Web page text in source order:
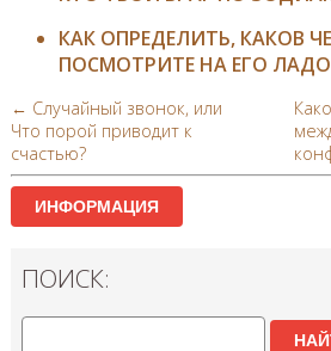
КАК ОПРЕДЕЛИТЬ, КАКОВ
ПОСМОТРИТЕ НА ЕГО
← Случайный звонок, или
Что порой приводит к
счастью?
ИНФОРМАЦИЯ
ПОИСК: